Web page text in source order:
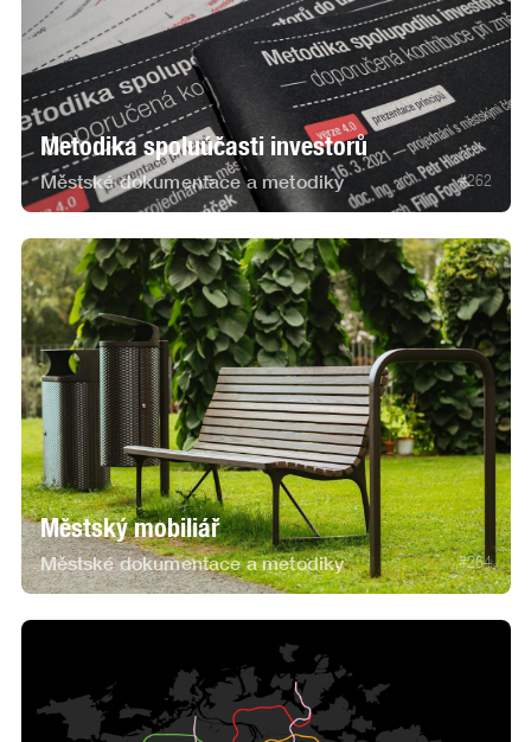
Metodika spoluúčasti investorů
Městské dokumentace a metodiky #262
Městský mobiliář
Městské dokumentace a metodiky #264